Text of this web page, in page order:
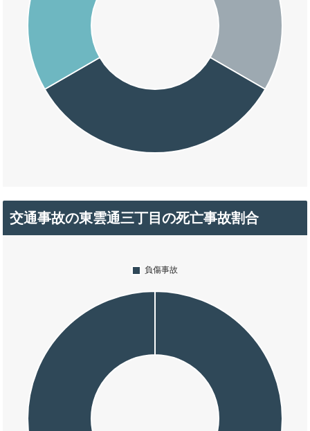
交通事故の東雲通三丁目の死亡事故割合